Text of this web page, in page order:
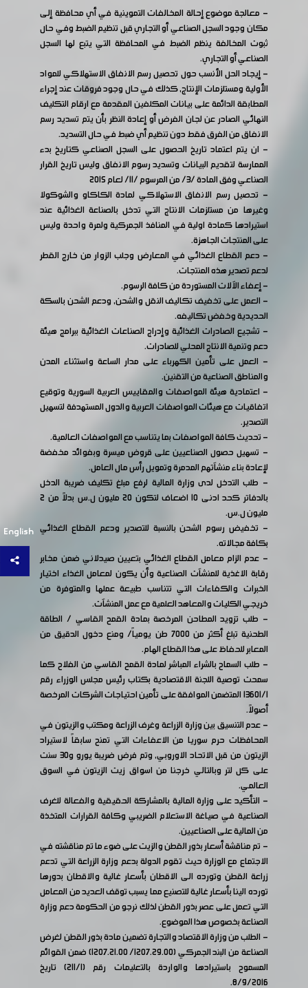
English
- معالجة موضوع إحالة المخالفات التموينية في أي محافظة إلى
مكان وجود السجل الصناعي أو التجاري قبل تنظيم الضبط وفي حال
ثبوت المخالفة ينظم الضبط في المحافظة التي يتبع لها السجل
الصناعي أو التجاري.
- إيجاد الحل الأنسب حول تحصيل رسم الانفاق الاستهلاكي للمواد
الأولية ومستلزمات الإنتاج, كذلك في حال وجود فروقات عند إجراء
المطابقة الدائمة على بيانات المكلفين المقدمة مع ارقام التكليف
النهائي الصادر عن لجان الفرض أو إعادة النظر بأن يتم تسديد رسم
الانفاق من الفرق فقط دون تنظيم أي ضبط في حال التسديد.
- ان يتم اعتماد تاريخ الحصول على السجل الصناعي كتاريخ بدء
الممارسة لتقديم البيانات وتسديد رسوم الانفاق وليس تاريخ القرار
الصناعي وفق المادة /3/ من المرسوم /11/ لعام 2015
- تحصيل رسم الانفاق الاستهلاكي لمادة الكاكاو والشوكولا
وغيرها من مستلزمات الانتاج التي تدخل بالصناعة الغذائية عند
استيرادها كمادة اولية في المنافذ الجمركية ولمرة واحدة وليس
على المنتجات الجاهزة.
- دعم القطاع الغذائي في المعارض وجلب الزوار من خارج القطر
لدعم تصدير هذه المنتجات.
- إعفاء الآلات المستوردة من كافة الرسوم.
- العمل على تخفيف تكاليف النقل والشحن, ودعم الشحن بالسكة
الحديدية وخفض تكاليفه.
- تشجيع الصادرات الغذائية وإدراج الصناعات الغذائية ببرامج هيئة
دعم وتنمية الانتاج المحلي للصادرات.
- العمل على تأمين الكهرباء على مدار الساعة واستثناء المدن
والمناطق الصناعية من التقنين.
- اعتمادية هيئة المواصفات والمقاييس العربية السورية وتوقيع
اتفاقيات مع هيئات المواصفات العربية والدول المستهدفة لتسهيل
التصدير.
- تحديث كافة المواصفات بما يتناسب مع المواصفات العالمية.
- تسهيل حصول الصناعيين على قروض ميسرة وبفوائد مخفضة
لإعادة بناء منشآتهم المدمرة وتمويل رأس مال العامل.
- طلب التدخل لدى وزارة المالية لرفع مبلغ تكليف ضريبة الدخل
بالدفاتر كحد ادنى 10 اضعاف لتكون 20 مليون ل.س بدلاً من 2
مليون ل.س.
- تخفيض رسوم الشحن بالنسبة للتصدير ودعم القطاع الغذائي
بكافة مجالاته.
- عدم الزام معامل القطاع الغذائي بتعيين صيدلاني ضمن مخابر
رقابة الاغذية للمنشآت الصناعية وأن يكون لمعامل الغذاء اختيار
الخبرات والكفاءات التي تتناسب طبيعة عملها والمتوفرة من
خريجي الكليات والمعاهد العلمية مع عمل المنشآت.
- طلب تزويد المطاحن المرخصة بمادة القمح القاسي / الطاقة
الطحنية تبلغ أكثر من 7000 طن يومياً/ ومنع دخول الدقيق من
المعابر للحفاظ على هذا القطاع الهام.
- طلب السماح بالشراء المباشر لمادة القمح القاسي من الفلاح كما
سمحت توصية اللجنة الاقتصادية بكتاب رئيس مجلس الوزراء رقم
13601/1 المتضمن الموافقة على تأمين احتياجات الشركات المرخصة
أصولاً.
- عدم التنسيق بين وزارة الزراعة وغرف الزراعة ومكتب والزيتون في
المحافظات حرم سوريا من الاعفاءات التي تمنح سابقاً لاستيراد
الزيتون من قبل الاتحاد الاوروبي, وتم فرض ضريبة يورو و30 سنت
على كل لتر وبالتالي خرجنا من اسواق زيت الزيتون في السوق
العالمي.
- التأكيد على وزارة المالية بالمشاركة الحقيقية والفعالة للغرف
الصناعية في صياغة الاستعلام الضريبي وكافة القرارات المتخذة
من المالية على الصناعيين.
- تم مناقشة أسعار بذور القطن والزيت على ضوء ما تم مناقشته في
الاجتماع مع الوزارة حيث تقوم الدولة بدعم وزارة الزراعة التي تدعم
زراعة القطن وتورده الى الاقطان بأسعار غالية والاقطان بدورها
تورده الينا بأسعار غالية للتصنيع مما يسبب توقف العديد من المعامل
التي تعمل على عصر بذور القطن لذلك نرجو من الحكومة دعم وزارة
الصناعة بخصوص هذا الموضوع.
- الطلب من وزارة الاقتصاد والتجارة تضمين مادة بذور القطن لغرض
الصناعة من البند الجمركي (1207.29.00/ 1207.21.00) ضمن القوائم
المسموح باستيرادها والواردة بالتعليمات رقم (211/1) تاريخ
8/9/2016.